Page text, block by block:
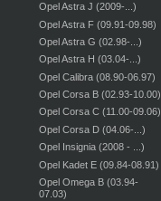
Opel Astra J (2009-...)
Opel Astra F (09.91-09.98)
Opel Astra G (02.98-...)
Opel Astra H (03.04-...)
Opel Calibra (08.90-06.97)
Opel Corsa B (02.93-10.00)
Opel Corsa C (11.00-09.06)
Opel Corsa D (04.06-...)
Opel Insignia (2008 - ...)
Opel Kadet E (09.84-08.91)
Opel Omega B (03.94-
07.03)